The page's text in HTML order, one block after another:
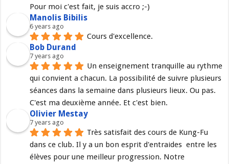
Pour moi c'est fait, je suis accro ;-)
Manolis Bibilis
6 years ago
Cours d'excellence.
Bob Durand
7 years ago
Un enseignement tranquille au rythme
qui convient a chacun. La possibilité de suivre plusieurs
séances dans la semaine dans plusieurs lieux. Ou pas.
C'est ma deuxième année. Et c'est bien.
Olivier Mestay
7 years ago
Très satisfait des cours de Kung-Fu
dans ce club. Il y a un bon esprit d'entraides  entre les
élèves pour une meilleur progression. Notre